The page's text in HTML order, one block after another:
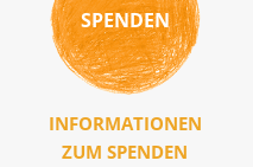
SPENDEN
INFORMATIONEN
ZUM SPENDEN